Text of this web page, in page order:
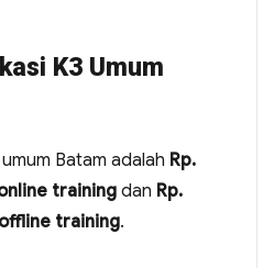
K3 Umum
Batam adalah Rp.
trainingdan Rp.
training.